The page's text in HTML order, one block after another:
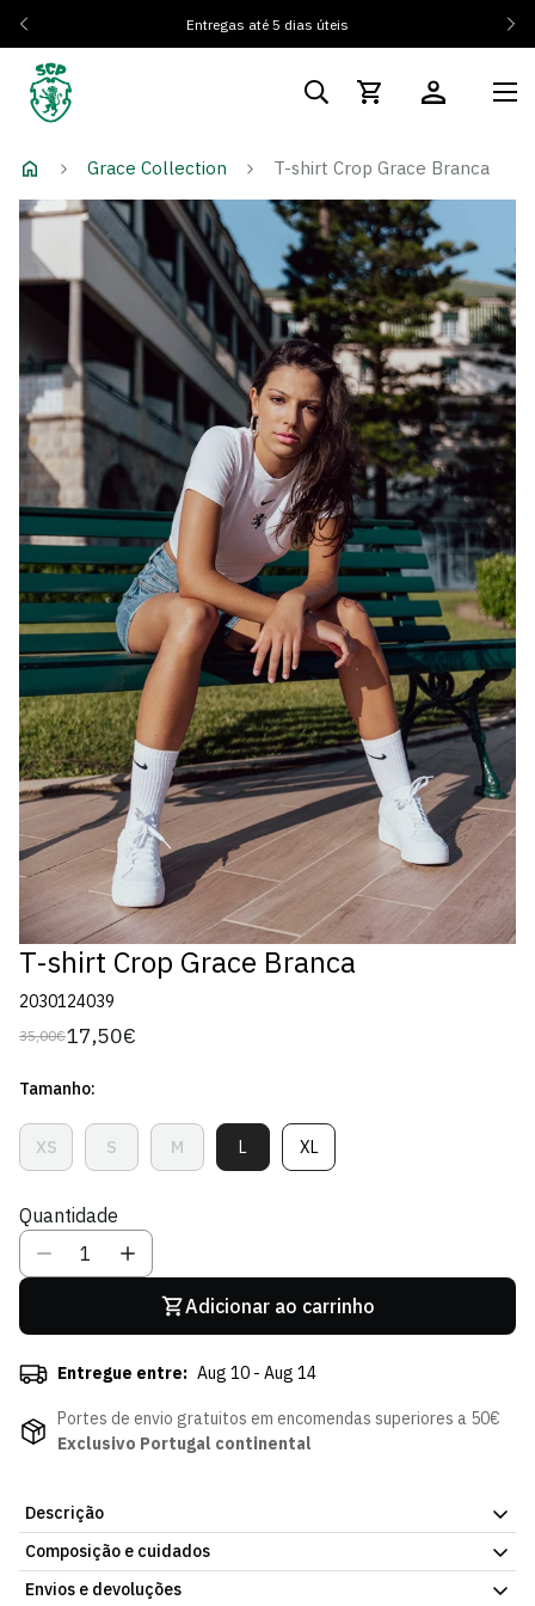
Entregas até 5 dias úteis
Grace Collection T-shirt Crop Grace Branca
T-shirt Crop Grace Branca
2030124039
Preço
35,00€
Preço
venda
17,50€
Tamanho:
XSVariante
Esgotada
Indisponível
SVariante
Esgotada
Indisponível
MVariante
Esgotada
LVariante
Esgotada
XLVariante
Esgotada
Quantidade
Adicionar ao carrinho
Entregue entre: Aug 10 - Aug 14
Portes de envio gratuitos em encomendas superiores a 50€
Exclusivo Portugal continental
Descrição
T-shirt Crop Grace Branca. Peça simples, pensada para o dia a
dia. Acabamento pensado para resistir à lavagem frequente. Já
Composição e cuidados
Composição:
Envios e devoluções